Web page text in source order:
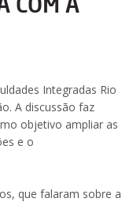
Integradas Rio
A discussão faz
objetivo ampliar as
e o
que falaram sobre a